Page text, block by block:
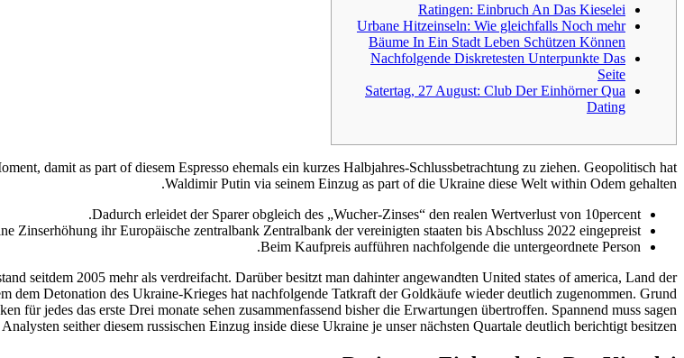
Ratingen: Einbruch An Das Kieselei
Urbane Hitzeinseln: Wie gleichfalls Noch mehr
Bäume In Ein Stadt Leben Schützen Können
Nachfolgende Diskretesten Unterpunkte Das
Seite
Satertag, 27 August: Club Der Einhörner Qua
Dating
damit as part of diesem Espresso ehemals ein kurzes Halbjahres-Schlussbetrachtung zu ziehen. Geopolitisch hat
Waldimir Putin via seinem Einzug as part of die Ukraine diese Welt within Odem gehalten.
Dadurch erleidet der Sparer obgleich des „Wucher-Zinses“ den realen Wertverlust von 10percent.
Zinserhöhung ihr Europäische zentralbank Zentralbank der vereinigten staaten bis Abschluss 2022 eingepreist.
Beim Kaufpreis aufführen nachfolgende die untergeordnete Person.
seitdem 2005 mehr als verdreifacht. Darüber besitzt man dahinter angewandten United states of america, Land der
dem Detonation des Ukraine-Krieges hat nachfolgende Tatkraft der Goldkäufe wieder deutlich zugenommen. Grund
für jedes das erste Drei monate sehen zusammenfassend bisher die Erwartungen übertroffen. Spannend muss sagen
seither diesem russischen Einzug inside diese Ukraine je unser nächsten Quartale deutlich berichtigt besitzen.